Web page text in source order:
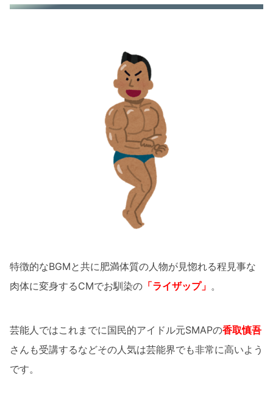
特徴的なBGMと共に肥満体質の人物が見惚れる程見事な
肉体に変身するCMでお馴染の 「ライザップ」 。
芸能人ではこれまでに国民的アイドル元SMAPの香取慎吾
さんも受講するなどその人気は芸能界でも非常に高いよう
です。